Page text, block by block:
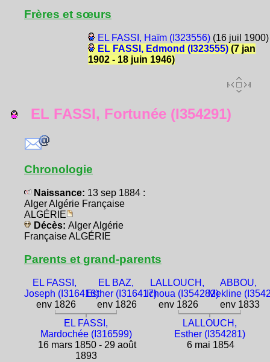
Frères et sœurs
EL FASSI, Haïm (I323556)(16 juil 1900)
EL FASSI, Edmond (I323555)(7 jan
1902 - 18 juin 1946)
EL FASSI, Fortunée (I354291)
Chronologie
Naissance: 13 sep 1884 :
Alger Algérie Française
ALGÉRIE
Décès: Alger Algérie
Française ALGÉRIE
Parents et grand-parents
EL FASSI,
Joseph (I316416)
env 1826
EL BAZ,
Esther (I316417)
env 1826
LALLOUCH,
Ichoua (I354282)
env 1826
ABBOU,
Mekline
env 1833
EL FASSI,
Mardochée (I316599)
16 mars 1850 - 29 août
1893
LALLOUCH,
Esther (I354281)
6 mai 1854